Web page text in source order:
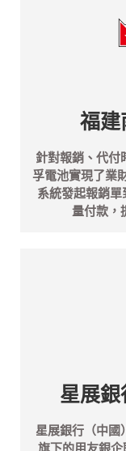
福建
針對報銷、代付
孚電池實現了業
系統發起報銷
量付款，
星展銀
星展銀行（中國